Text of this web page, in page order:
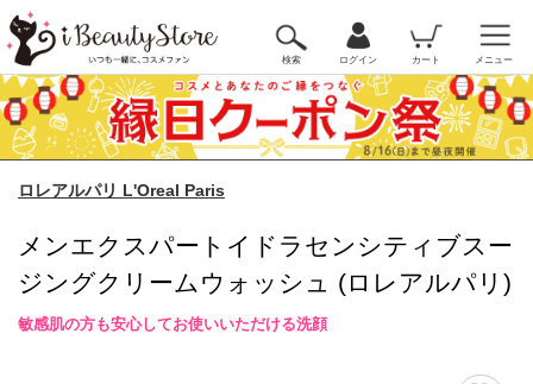
検索 ログイン カート メニュー
ロレアルパリ L'Oreal Paris
メンエクスパートイドラセンシティブスー
ジングクリームウォッシュ (ロレアルパリ)
敏感肌の方も安心してお使いいただける洗顔